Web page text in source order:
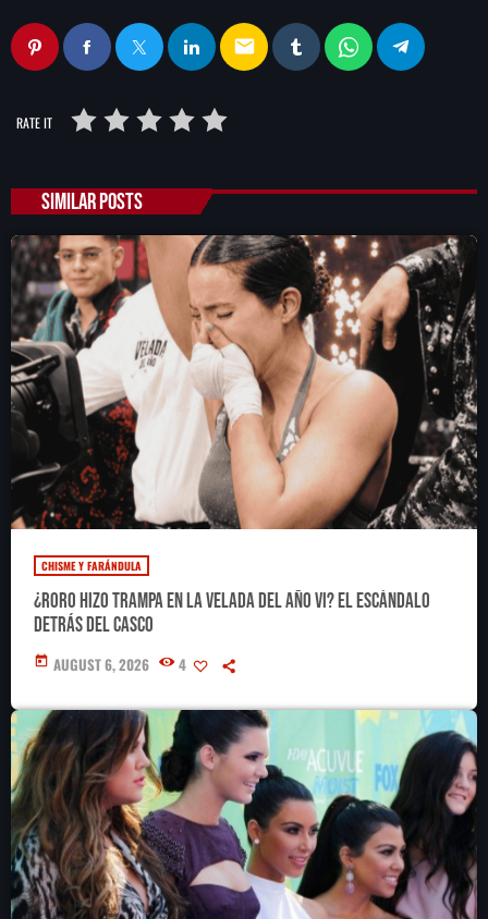
email
RATE IT
SIMILAR POSTS
CHISME Y FARÁNDULA
¿RoRo hizo trampa en La Velada del Año VI? El escándalo
detrás del casco
today AUGUST 6, 2026 4